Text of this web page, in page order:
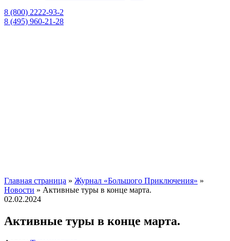
8 (800) 2222-93-2
8 (495) 960-21-28
Главная страница » Журнал «Большого Приключения» »
Новости » Активные туры в конце марта.
02.02.2024
Активные туры в конце марта.